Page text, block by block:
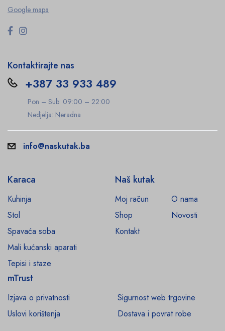
Google mapa
Kontaktirajte nas
+387 33 933 489
Pon – Sub: 09:00 – 22:00
Nedjelja: Neradna
info@naskutak.ba
Karaca
Kuhinja
Stol
Spavaća soba
Mali kućanski aparati
Tepisi i staze
Naš kutak
Moj račun
O nama
Shop
Novosti
Kontakt
mTrust
Izjava o privatnosti
Sigurnost web trgovine
Uslovi korištenja
Dostava i povrat robe